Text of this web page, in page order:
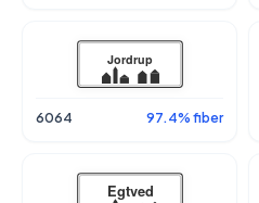
6064 97.4% fiber